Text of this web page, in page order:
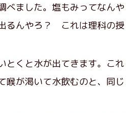
べました。塩もみってなんや
るんやろ？ これは理科の授
とくと水が出てきます。これ
喉が渇いて水飲むのと、同じ